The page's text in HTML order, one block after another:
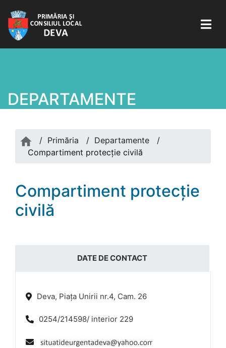
DEPARTAMENTE
/ Primăria / Departamente
/
Compartiment protecție civilă
Compartiment protecție
civilă
DATE DE CONTACT
Deva, Piața Unirii nr.4, Cam. 26
0254/214598/ interior 229